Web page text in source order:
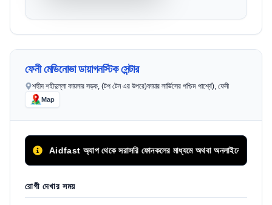
ফেনী মেডিনোভা ডায়াগনস্টিক সেন্টার
শহীদ শহীদুল্লা কায়সার সড়ক, (টপ টেন এর উপরে)ফায়ার সার্ভিসের পশ্চিম পার্শ্বে), ফেনী
Map
Aidfast অ্যাপ থেকে সরাসরি ফোনকলের মাধ্যমে অথবা অনলাইনে অগ্রিম সিরিয়াল
রোগী দেখার সময়